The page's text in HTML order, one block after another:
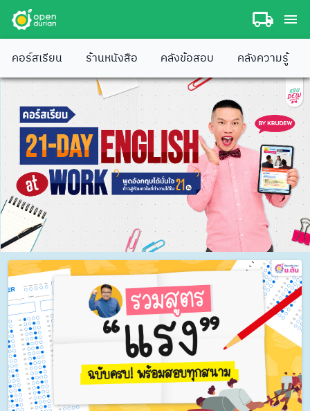
คอร์สเรียน ร้านหนังสือ คลังข้อสอบ คลังความรู้